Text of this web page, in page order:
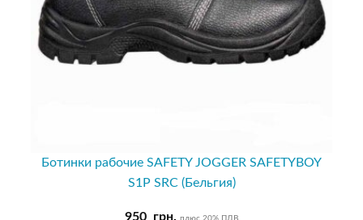
Ботинки рабочие SAFETY JOGGER SAFETYBOY
S1P SRC (Бельгия)
950 грн.